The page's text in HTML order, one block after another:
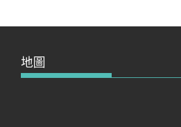
地圖